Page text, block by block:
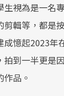
生視為是一名
剪輯等，都是
成憶起2023年
拍到一半更是
品。